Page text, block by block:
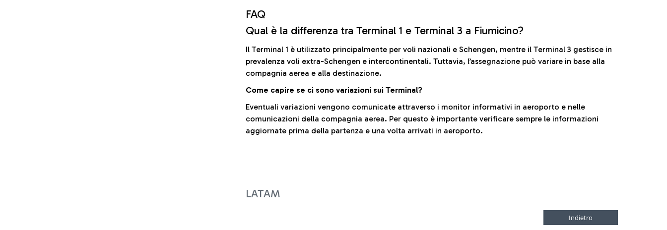
FAQ
Qual è la differenza tra Terminal 1 e Terminal 3 a Fiumicino?
Il Terminal 1 è utilizzato principalmente per voli nazionali e Schengen, mentre il Terminal 3 gestisce in
prevalenza voli extra-Schengen e intercontinentali. Tuttavia, l’assegnazione può variare in base alla
compagnia aerea e alla destinazione.
Come capire se ci sono variazioni sui Terminal?
Eventuali variazioni vengono comunicate attraverso i monitor informativi in aeroporto e nelle
comunicazioni della compagnia aerea. Per questo è importante verificare sempre le informazioni
aggiornate prima della partenza e una volta arrivati in aeroporto.
LATAM